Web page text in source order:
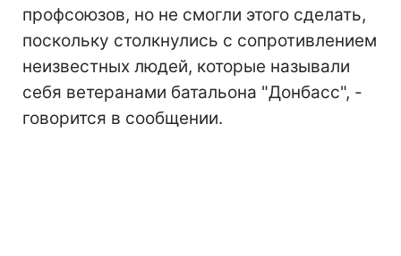
профсоюзов, но не смогли этого сделать,
поскольку столкнулись с сопротивлением
неизвестных людей, которые называли
себя ветеранами батальона "Донбасс", -
говорится в сообщении.